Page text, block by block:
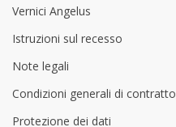
Vernici Angelus
Istruzioni sul recesso
Note legali
Condizioni generali di contratto
Protezione dei dati